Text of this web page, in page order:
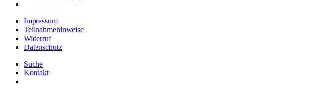
Impressum
Teilnahmehinweise
Widerruf
Datenschutz
Suche
Kontakt